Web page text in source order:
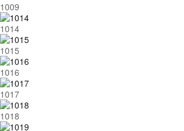
1009
1014
1015
1016
1017
1018